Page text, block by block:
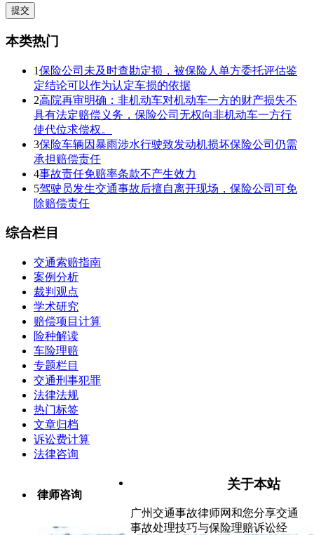
本类热门
1保险公司未及时查勘定损，被保险人单方委托评估鉴
定结论可以作为认定车损的依据
2高院再审明确：非机动车对机动车一方的财产损失不
具有法定赔偿义务，保险公司无权向非机动车一方行
使代位求偿权。
3保险车辆因暴雨涉水行驶致发动机损坏保险公司仍需
承担赔偿责任
4事故责任免赔率条款不产生效力
5驾驶员发生交通事故后擅自离开现场，保险公司可免
除赔偿责任
综合栏目
交通索赔指南
案例分析
裁判观点
学术研究
赔偿项目计算
险种解读
车险理赔
专题栏目
交通刑事犯罪
法律法规
热门标签
文章归档
诉讼费计算
法律咨询
律师咨询
关于本站
广州交通事故律师网和您分享交通
事故处理技巧与保险理赔诉讼经